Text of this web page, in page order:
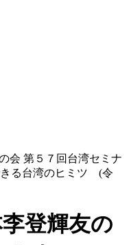
会 第５７回台湾セミナ
る台湾のヒミツ (令
李登輝友の